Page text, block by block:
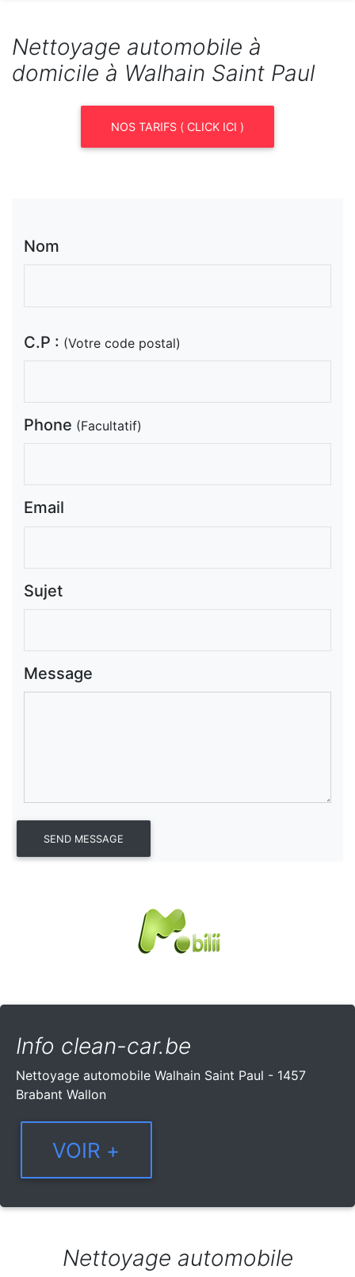
Nettoyage automobile à
domicile à Walhain Saint Paul
NOS TARIFS ( CLICK ICI )
Nom
C.P : (Votre code postal)
Phone (Facultatif)
Email
Sujet
Message
Info clean-car.be
Nettoyage automobile Walhain Saint Paul - 1457
Brabant Wallon
Nettoyage automobile